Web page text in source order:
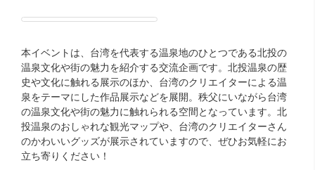
本イベントは、台湾を代表する温泉地のひとつである北投の
温泉文化や街の魅力を紹介する交流企画です。北投温泉の歴
史や文化に触れる展示のほか、台湾のクリエイターによる温
泉をテーマにした作品展示などを展開。秩父にいながら台湾
の温泉文化や街の魅力に触れられる空間となっています。北
投温泉のおしゃれな観光マップや、台湾のクリエイターさん
のかわいいグッズが展示されていますので、ぜひお気軽にお
立ち寄りください！